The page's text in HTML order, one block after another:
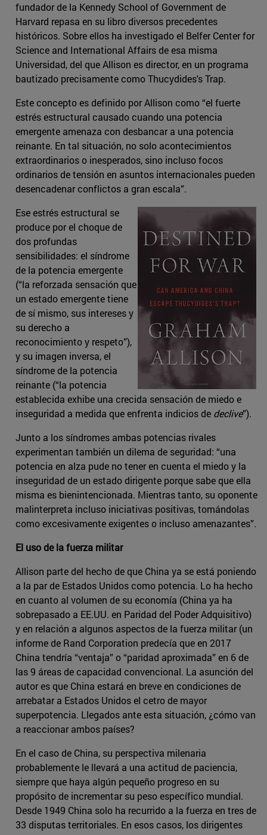
fundador de la Kennedy School of Government de
Harvard repasa en su libro diversos precedentes
históricos. Sobre ellos ha investigado el Belfer Center for
Science and International Affairs de esa misma
Universidad, del que Allison es director, en un programa
bautizado precisamente como Thucydides's Trap.
Este concepto es definido por Allison como “el fuerte
estrés estructural causado cuando una potencia
emergente amenaza con desbancar a una potencia
reinante. En tal situación, no solo acontecimientos
extraordinarios o inesperados, sino incluso focos
ordinarios de tensión en asuntos internacionales pueden
desencadenar conflictos a gran escala”.
Ese estrés estructural se
produce por el choque de
dos profundas
sensibilidades: el síndrome
de la potencia emergente
(“la reforzada sensación que
un estado emergente tiene
de sí mismo, sus intereses y
su derecho a
reconocimiento y respeto”),
y su imagen inversa, el
síndrome de la potencia
reinante (“la potencia
establecida exhibe una crecida sensación de miedo e
inseguridad a medida que enfrenta indicios de declive”).
Junto a los síndromes ambas potencias rivales
experimentan también un dilema de seguridad: “una
potencia en alza pude no tener en cuenta el miedo y la
inseguridad de un estado dirigente porque sabe que ella
misma es bienintencionada. Mientras tanto, su oponente
malinterpreta incluso iniciativas positivas, tomándolas
como excesivamente exigentes o incluso amenazantes”.
El uso de la fuerza militar
Allison parte del hecho de que China ya se está poniendo
a la par de Estados Unidos como potencia. Lo ha hecho
en cuanto al volumen de su economía (China ya ha
sobrepasado a EE.UU. en Paridad del Poder Adquisitivo)
y en relación a algunos aspectos de la fuerza militar (un
informe de Rand Corporation predecía que en 2017
China tendría “ventaja” o “paridad aproximada” en 6 de
las 9 áreas de capacidad convencional. La asunción del
autor es que China estará en breve en condiciones de
arrebatar a Estados Unidos el cetro de mayor
superpotencia. Llegados ante esta situación, ¿cómo van
a reaccionar ambos países?
En el caso de China, su perspectiva milenaria
probablemente le llevará a una actitud de paciencia,
siempre que haya algún pequeño progreso en su
propósito de incrementar su peso específico mundial.
Desde 1949 China solo ha recurrido a la fuerza en tres de
33 disputas territoriales. En esos casos, los dirigentes